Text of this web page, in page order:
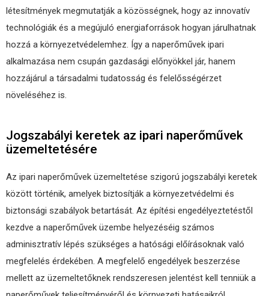
létesítmények megmutatják a közösségnek, hogy az innovatív
technológiák és a megújuló energiaforrások hogyan járulhatnak
hozzá a környezetvédelemhez. Így a naperőművek ipari
alkalmazása nem csupán gazdasági előnyökkel jár, hanem
hozzájárul a társadalmi tudatosság és felelősségérzet
növeléséhez is.
Jogszabályi keretek az ipari naperőművek
üzemeltetésére
Az ipari naperőművek üzemeltetése szigorú jogszabályi keretek
között történik, amelyek biztosítják a környezetvédelmi és
biztonsági szabályok betartását. Az építési engedélyeztetéstől
kezdve a naperőművek üzembe helyezéséig számos
adminisztratív lépés szükséges a hatósági előírásoknak való
megfelelés érdekében. A megfelelő engedélyek beszerzése
mellett az üzemeltetőknek rendszeresen jelentést kell tenniük a